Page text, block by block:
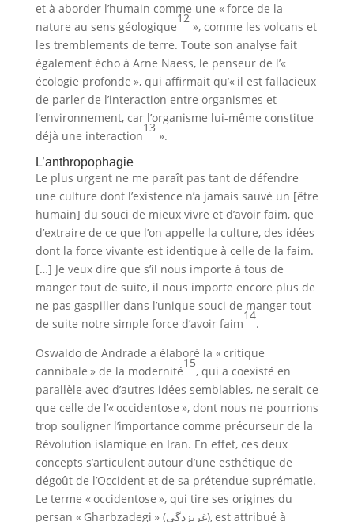
et à aborder l’humain comme une « force de la
nature au sens géologique
12
», comme les volcans et
les tremblements de terre. Toute son analyse fait
également écho à Arne Naess, le penseur de l’«
écologie profonde », qui affirmait qu’« il est fallacieux
de parler de l’interaction entre organismes et
l’environnement, car l’organisme lui-même constitue
déjà une interaction
13
».
L’anthropophagie
Le plus urgent ne me paraît pas tant de défendre
une culture dont l’existence n’a jamais sauvé un [être
humain] du souci de mieux vivre et d’avoir faim, que
d’extraire de ce que l’on appelle la culture, des idées
dont la force vivante est identique à celle de la faim.
[…] Je veux dire que s’il nous importe à tous de
manger tout de suite, il nous importe encore plus de
ne pas gaspiller dans l’unique souci de manger tout
de suite notre simple force d’avoir faim
14
.
Oswaldo de Andrade a élaboré la « critique
cannibale » de la modernité
15
, qui a coexisté en
parallèle avec d’autres idées semblables, ne serait-ce
que celle de l’« occidentose », dont nous ne pourrions
trop souligner l’importance comme précurseur de la
Révolution islamique en Iran. En effet, ces deux
concepts s’articulent autour d’une esthétique de
dégoût de l’Occident et de sa prétendue suprématie.
Le terme « occidentose », qui tire ses origines du
persan « Gharbzadegi » (غربزدگی), est attribué à